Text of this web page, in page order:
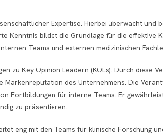
Expertise. Hierbei überwacht und
Kenntnis bildet die Grundlage für die effektive
Teams und externen medizinischen
zu Key Opinion Leadern (KOLs). Durch diese
des Unternehmens. Die
Fortbildungen für interne Teams. Er
zu präsentieren.
eng mit den Teams für klinische Forschung